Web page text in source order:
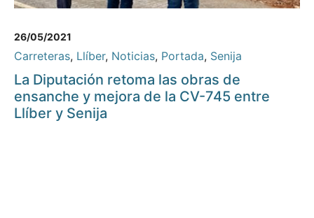
26/05/2021
Carreteras, Llíber, Noticias, Portada, Senija
La Diputación retoma las obras de
ensanche y mejora de la CV-745 entre
Llíber y Senija